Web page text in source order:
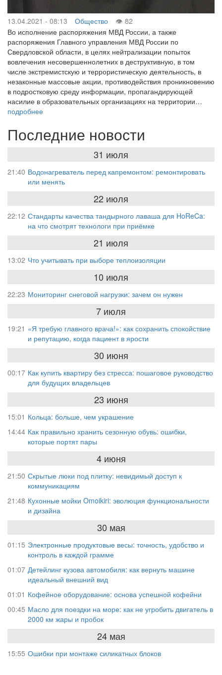
13.04.2021 - 08:13 Общество
82
Во исполнение распоряжения МВД России, а также
распоряжения Главного управления МВД России по
Свердловской области, в целях нейтрализации попыток
вовлечения несовершеннолетних в деструктивную, в том
числе экстремистскую и террористическую деятельность, в
незаконные массовые акции, противодействия проникновению
в подростковую среду информации, пропагандирующей
насилие в образовательных организациях на территории…
подробнее
Последние новости
31 июля
21:40 Водонагреватель перед капремонтом: ремонтировать
или менять
22 июля
22:12 Стандарты качества тандырного лаваша для HoReCa:
на что смотрят технологи при приёмке
21 июля
13:02 Что учитывать при выборе теплоизоляции
10 июля
22:23 Мониторинг снеговой нагрузки: зачем он нужен
7 июля
19:21 «Я требую главного врача!»: как сохранить спокойствие
и репутацию, когда пациент в ярости
30 июня
00:17 Как купить квартиру без стресса: пошаговое руководство
для будущих владельцев
23 июня
15:01 Кольца: больше, чем украшение
14:44 Как правильно хранить сезонную обувь: ошибки,
которые портят пары
4 июня
21:50 Скрытые люки под плитку: невидимый доступ к
коммуникациям
21:48 Кухонные мойки Omoikiri: эволюция функциональности
и дизайна
30 мая
01:15 Электронные продуктовые весы: точность, удобство и
контроль в каждой грамме
01:07 Детейлинг кузова автомобиля: как вернуть машине
идеальный внешний вид
01:01 Кофейное оборудование: основа успешной кофейни
00:45 Масло для поездки на море: как не угробить двигатель в
2000 км жары и пробок
24 мая
15:55 Ошибки при монтаже силикатных блоков